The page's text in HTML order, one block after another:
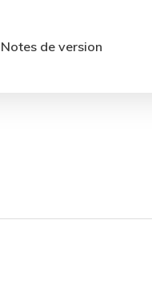
Notes de version